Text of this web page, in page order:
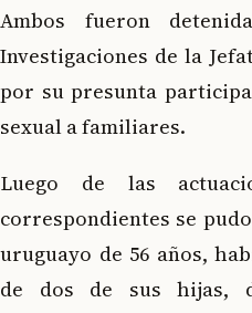
Ambos fueron
Investigaciones de la
por su presunta
sexual a familiares.
Luego de las
correspondientes se
uruguayo de 56 años,
de dos de sus hijas,